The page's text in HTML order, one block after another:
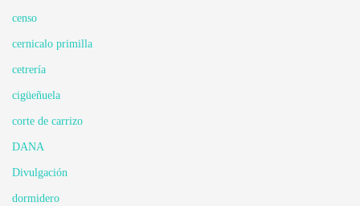
censo
cernicalo primilla
cetrería
cigüeñuela
corte de carrizo
DANA
Divulgación
dormidero